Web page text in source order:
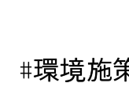
#環境施